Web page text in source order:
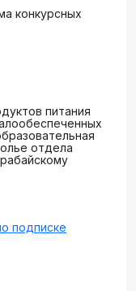
конкурсных
питания
отдела
подписке